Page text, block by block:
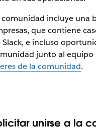
comunidad incluye una
que contiene
Slack, e incluso
junto al equipo
de la comunidad.
unirse a la